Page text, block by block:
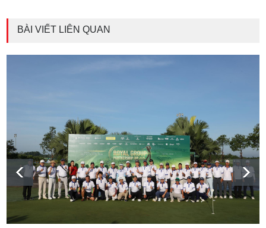
BÀI VIẾT LIÊN QUAN